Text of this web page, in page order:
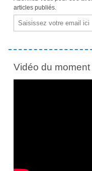
articles publiés.
Email
Vidéo du moment